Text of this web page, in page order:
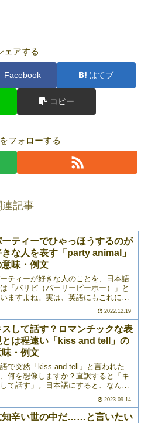
ェアする
Facebook はてブ
コピー
フォローする
記事
ーティーでひゃっほうするのが
きな人を表す「party animal」
意味・例文
ティーが好きな人のことを、日本語
「パリピ（パーリーピーポー）」と
ますよね。実は、英語にもこれに該
する言葉があります。それは「party
（パーティーアニマル）」。ラッ
の洋楽で使われることもあるので、
たことが>>>
2022.12.19
スして話す？ロマンチックな表
とは程遠い「kiss and tell」の
味・例文
で突然「kiss and tell」と言われた
何を想像しますか？直訳すると「キ
て話す」。日本語にすると、なんと
。でも、実はこの「kiss and tell」には
スして話す」という意味以外に>>>
2023.09.14
知辛い世の中だ……と言いたい